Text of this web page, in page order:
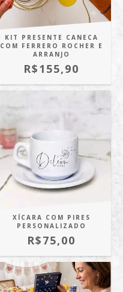
KIT PRESENTE CANECA
COM FERRERO ROCHER E
ARRANJO
R$155,90
XÍCARA COM PIRES
PERSONALIZADO
R$75,00